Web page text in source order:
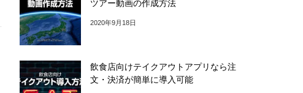
ツアー動画の作成方法
2020年9月18日
飲食店向けテイクアウトアプリなら注
文・決済が簡単に導入可能